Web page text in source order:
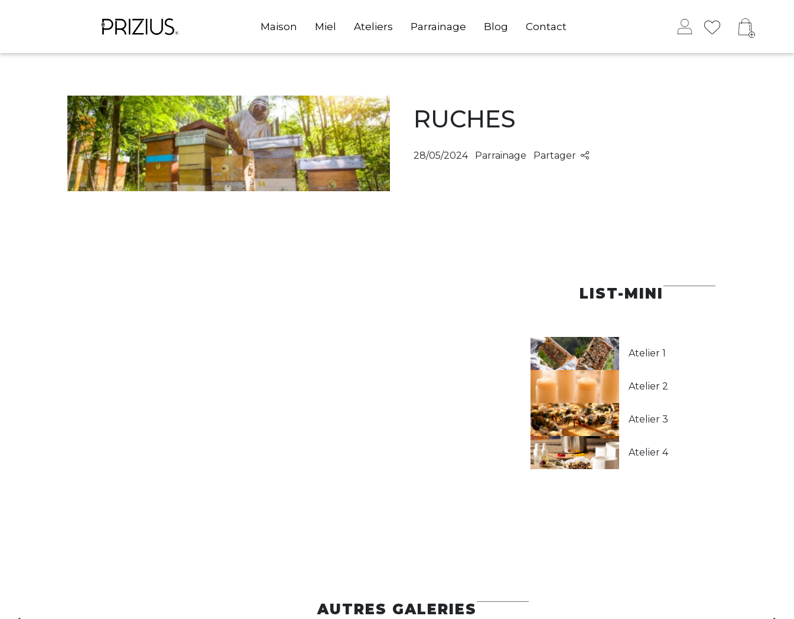
Maison Miel Ateliers Parrainage Blog Contact
RUCHES
28/05/2024 Parrainage Partager
LIST-MINI
Atelier 1
Atelier 2
Atelier 3
Atelier 4
AUTRES GALERIES